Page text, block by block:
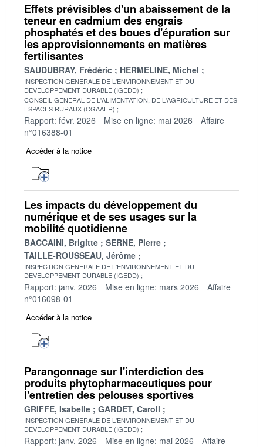
Effets prévisibles d'un abaissement de la
teneur en cadmium des engrais
phosphatés et des boues d'épuration sur
les approvisionnements en matières
fertilisantes
SAUDUBRAY, Frédéric HERMELINE, Michel
INSPECTION GENERALE DE L'ENVIRONNEMENT ET DU
DEVELOPPEMENT DURABLE (IGEDD)
CONSEIL GENERAL DE L'ALIMENTATION, DE L'AGRICULTURE ET DES
ESPACES RURAUX (CGAAER)
Rapport: févr. 2026 Mise en ligne: mai 2026
Affaire
n°016388-01
Accéder à la notice
Les impacts du développement du
numérique et de ses usages sur la
mobilité quotidienne
BACCAINI, Brigitte
SERNE, Pierre
TAILLE-ROUSSEAU, Jérôme
INSPECTION GENERALE DE L'ENVIRONNEMENT ET DU
DEVELOPPEMENT DURABLE (IGEDD)
Rapport: janv. 2026 Mise en ligne: mars 2026
Affaire
n°016098-01
Accéder à la notice
Parangonnage sur l'interdiction des
produits phytopharmaceutiques pour
l'entretien des pelouses sportives
GRIFFE, Isabelle GARDET, Caroll
INSPECTION GENERALE DE L'ENVIRONNEMENT ET DU
DEVELOPPEMENT DURABLE (IGEDD)
Rapport: janv. 2026 Mise en ligne: mai 2026
Affaire